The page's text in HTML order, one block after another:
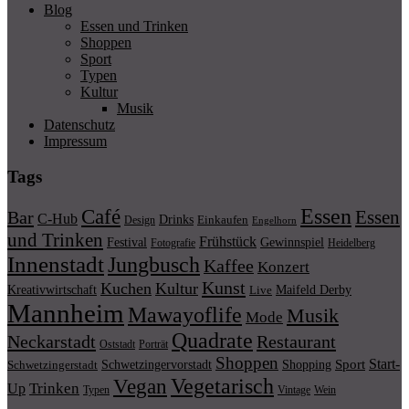
Blog
Essen und Trinken
Shoppen
Sport
Typen
Kultur
Musik
Datenschutz
Impressum
Tags
Bar C-Hub Café Design Drinks Einkaufen Engelhorn Essen Essen
und Trinken Festival Fotografie Frühstück Gewinnspiel Heidelberg
InnenstadtJungbusch Kaffee Konzert
Kreativwirtschaft Kuchen Kultur Kunst Live Maifeld Derby
Mannheim Mawayoflife Mode Musik
Neckarstadt Oststadt Porträt Quadrate Restaurant
Schwetzingerstadt Schwetzingervorstadt Shoppen Shopping Sport Start-
Up Trinken Typen Vegan Vegetarisch Vintage Wein